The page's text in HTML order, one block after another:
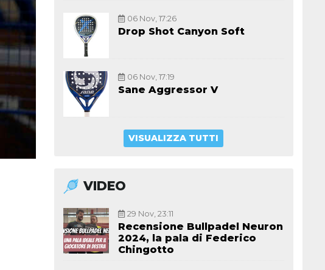
06 Nov, 17:26
Drop Shot Canyon Soft
06 Nov, 17:19
Sane Aggressor V
VISUALIZZA TUTTI
VIDEO
29 Nov, 23:11
Recensione Bullpadel Neuron
2024, la pala di Federico
Chingotto